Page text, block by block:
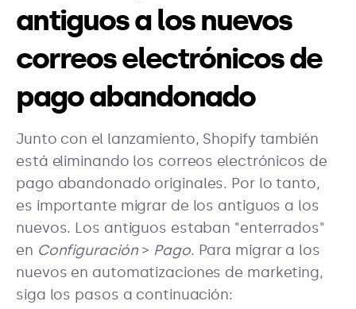
antiguos a los nuevos
correos electrónicos de
pago abandonado
Junto con el lanzamiento, Shopify también
está eliminando los correos electrónicos de
pago abandonado originales. Por lo tanto,
es importante migrar de los antiguos a los
nuevos. Los antiguos estaban "enterrados"
en Configuración> Pago. Para migrar a los
nuevos en automatizaciones de marketing,
siga los pasos a continuación: